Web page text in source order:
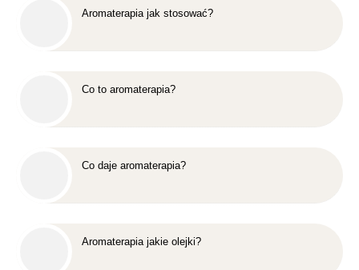
Aromaterapia jak stosować?
Co to aromaterapia?
Co daje aromaterapia?
Aromaterapia jakie olejki?